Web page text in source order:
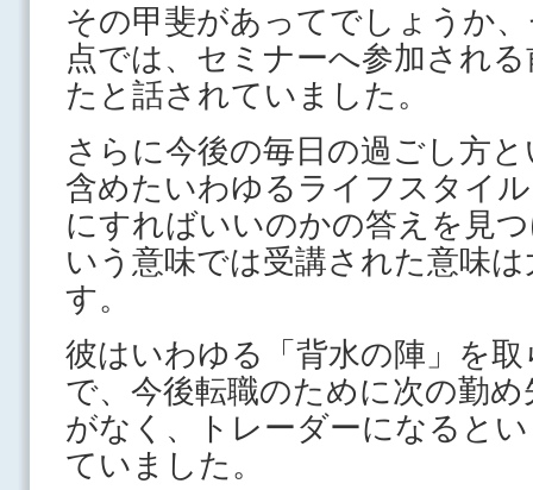
その甲斐があってでしょうか
点では、セミナーへ参加され
たと話されていました。
さらに今後の毎日の過ごし方
含めたいわゆるライフスタイ
にすればいいのかの答えを見
いう意味では受講された意味
す。
彼はいわゆる「背水の陣」を
で、今後転職のために次の勤
がなく、トレーダーになると
ていました。